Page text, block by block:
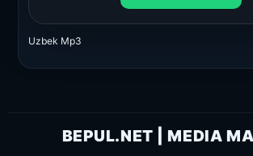
Uzbek Mp3
BEPUL.NET | MEDIA